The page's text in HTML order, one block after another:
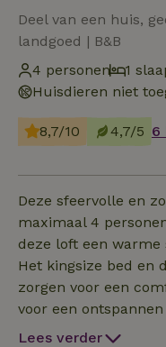
Deel van een huis,
landgoed | B&B
4 personen
1
Huisdieren niet
8,7/10 4,7/5 6
Deze sfeervolle en
maximaal 4
deze loft een warme
Het kingsize bed en
zorgen voor een
voor een
een keukenblok met
Lees verder